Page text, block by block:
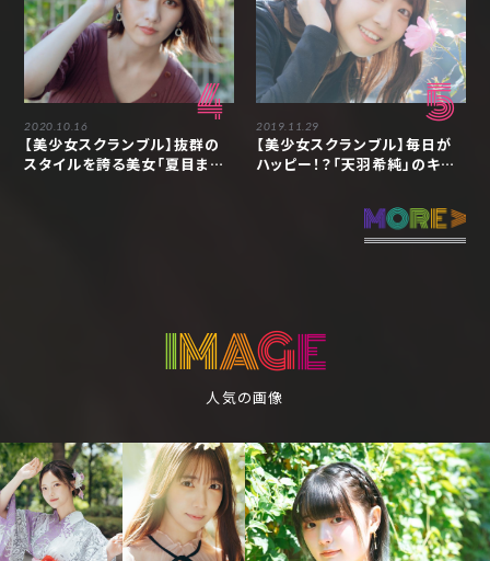
4
2020.10.16
【美少女スクランブル】抜群の
スタイルを誇る美女「夏目まど
5
2019.11.29
【美少女スクランブル】毎日が
ハッピー！？「天羽希純」のキュ
IMAGE
人気の画像